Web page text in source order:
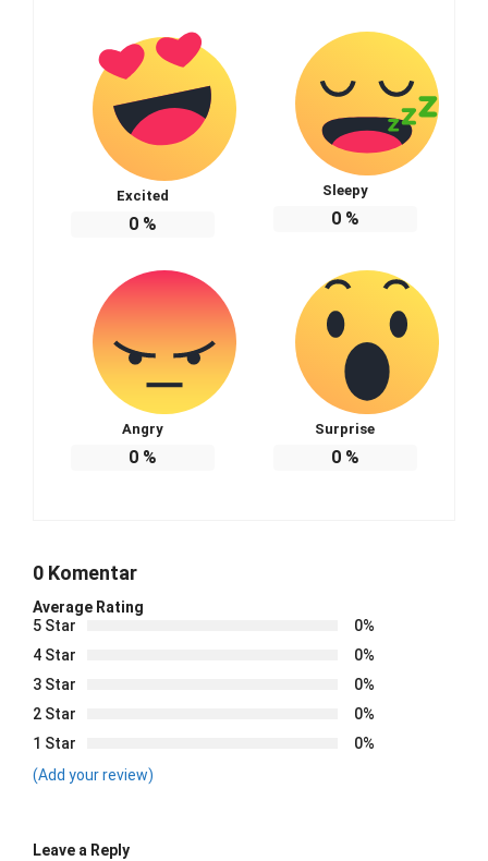
Excited
0%
Sleepy
0%
Angry
0%
Surprise
0%
0 Komentar
Average Rating
5 Star
0%
4 Star
0%
3 Star
0%
2 Star
0%
1 Star
0%
(Add your review)
Leave a Reply